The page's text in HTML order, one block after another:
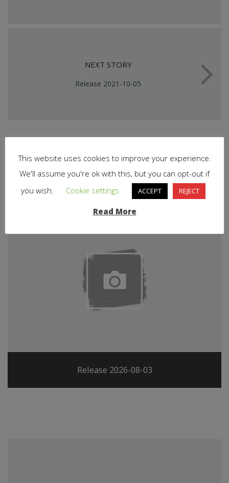
NEXT STORY
Release 2021-10-05
Related Articles
Release 2026-08-03
This website uses cookies to improve your experience.
We'll assume you're ok with this, but you can opt-out if
you wish.
Cookie settings ACCEPT REJECT
Read More